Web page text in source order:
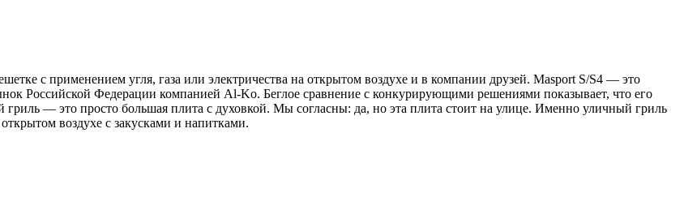
с применением угля, газа или электричества на открытом воздухе и в компании друзей. Masport S/S4 — это
Российской Федерации компанией Al-Ko. Беглое сравнение с конкурирующими решениями показывает, что его
— это просто большая плита с духовкой. Мы согласны: да, но эта плита стоит на улице. Именно уличный гриль
воздухе с закусками и напитками.